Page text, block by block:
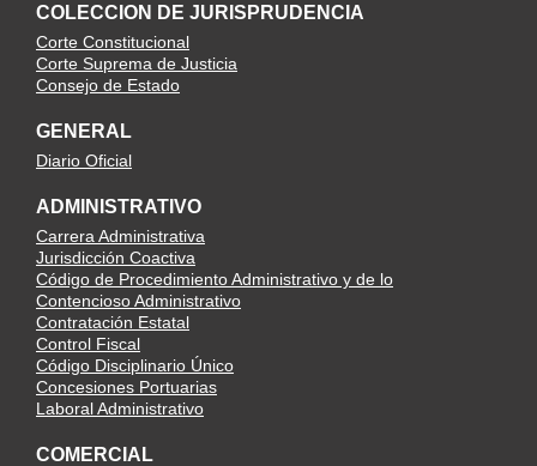
COLECCION DE JURISPRUDENCIA
Corte Constitucional
Corte Suprema de Justicia
Consejo de Estado
GENERAL
Diario Oficial
ADMINISTRATIVO
Carrera Administrativa
Jurisdicción Coactiva
Código de Procedimiento Administrativo y de lo
Contencioso Administrativo
Contratación Estatal
Control Fiscal
Código Disciplinario Único
Concesiones Portuarias
Laboral Administrativo
COMERCIAL